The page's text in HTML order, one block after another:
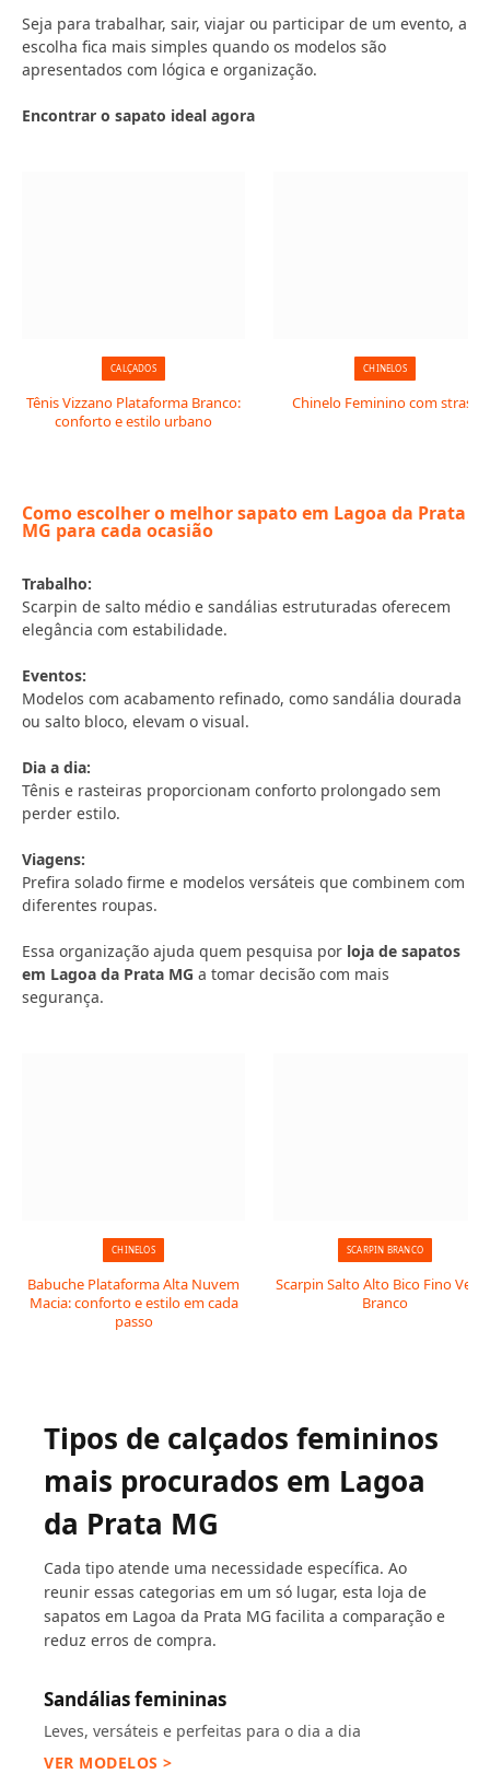
Seja para trabalhar, sair, viajar ou participar de um evento, a
escolha fica mais simples quando os modelos são
apresentados com lógica e organização.
Encontrar o sapato ideal agora
CALÇADOS
Tênis Vizzano Plataforma Branco:
conforto e estilo urbano
CHINELOS
Chinelo Feminino com strass
Como escolher o melhor sapato em Lagoa da Prata
MG para cada ocasião
Trabalho:
Scarpin de salto médio e sandálias estruturadas oferecem
elegância com estabilidade.
Eventos:
Modelos com acabamento refinado, como sandália dourada
ou salto bloco, elevam o visual.
Dia a dia:
Tênis e rasteiras proporcionam conforto prolongado sem
perder estilo.
Viagens:
Prefira solado firme e modelos versáteis que combinem com
diferentes roupas.
Essa organização ajuda quem pesquisa por loja de sapatos
em Lagoa da Prata MG a tomar decisão com mais
segurança.
CHINELOS
Babuche Plataforma Alta Nuvem
Macia: conforto e estilo em cada
passo
SCARPIN BRANCO
Scarpin Salto Alto Bico Fino
Branco
Tipos de calçados femininos
mais procurados em Lagoa
da Prata MG
Cada tipo atende uma necessidade específica. Ao
reunir essas categorias em um só lugar, esta loja de
sapatos em Lagoa da Prata MG facilita a comparação e
reduz erros de compra.
Sandálias femininas
Leves, versáteis e perfeitas para o dia a dia
VER MODELOS >